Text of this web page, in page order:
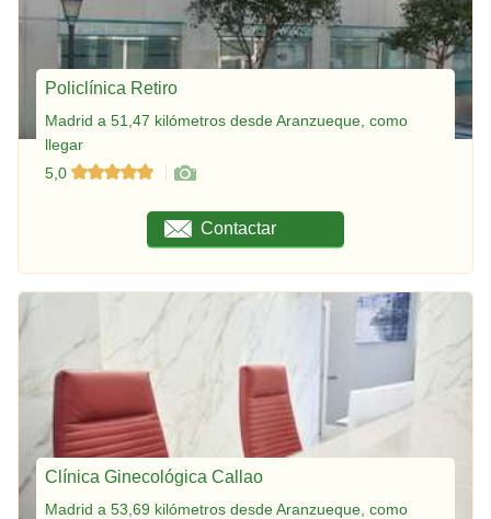
Policlínica Retiro
Madrid a 51,47 kilómetros desde Aranzueque, como
llegar
5,0
Contactar
Clínica Ginecológica Callao
Madrid a 53,69 kilómetros desde Aranzueque, como